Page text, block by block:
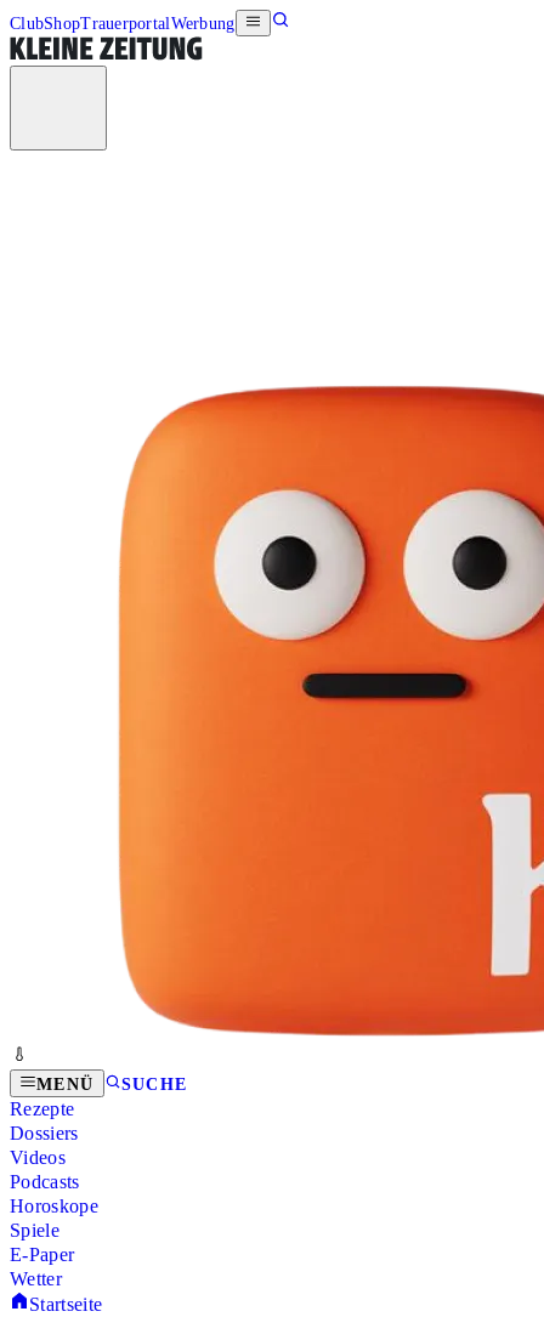
ClubShopTrauerportalWerbung
MENÜ SUCHE
Rezepte
Dossiers
Videos
Podcasts
Horoskope
Spiele
E-Paper
Wetter
Startseite